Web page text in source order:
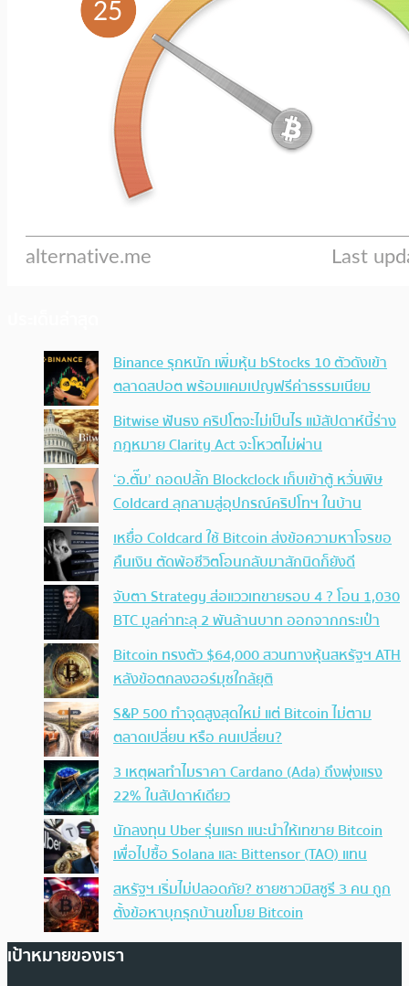
Binance รุกหนัก เพิ่มหุ้น bStocks 10 ตัวดังเข้า
ตลาดสปอต พร้อมแคมเปญฟรีค่าธรรมเนียม
Bitwise ฟันธง คริปโตจะไม่เป็นไร แม้สัปดาห์นี้ร่าง
กฎหมาย Clarity Act จะโหวตไม่ผ่าน
‘อ.ตั๊ม’ ถอดปลั้ก Blockclock เก็บเข้าตู้ หวั่นพิษ
Coldcard ลุกลามสู่อุปกรณ์คริปโทฯ ในบ้าน
เหยื่อ Coldcard ใช้ Bitcoin ส่งข้อความหาโจรขอ
คืนเงิน ตัดพ้อชีวิตโอนกลับมาสักนิดก็ยังดี
จับตา Strategy ส่อแววเทขายรอบ 4 ? โอน 1,030
BTC มูลค่าทะลุ 2 พันล้านบาท ออกจากกระเป๋า
Bitcoin ทรงตัว $64,000 สวนทางหุ้นสหรัฐฯ ATH
หลังข้อตกลงฮอร์มุซใกล้ยุติ
S&P 500 ทำจุดสูงสุดใหม่ แต่ Bitcoin ไม่ตาม
ตลาดเปลี่ยน หรือ คนเปลี่ยน?
3 เหตุผลทำไมราคา Cardano (Ada) ถึงพุ่งแรง
22% ในสัปดาห์เดียว
นักลงทุน Uber รุ่นแรก แนะนำให้เทขาย Bitcoin
เพื่อไปซื้อ Solana และ Bittensor (TAO) แทน
สหรัฐฯ เริ่มไม่ปลอดภัย? ชายชาวมิสซูรี 3 คน ถูก
ตั้งข้อหาบุกรุกบ้านขโมย Bitcoin
เป้าหมายของเรา